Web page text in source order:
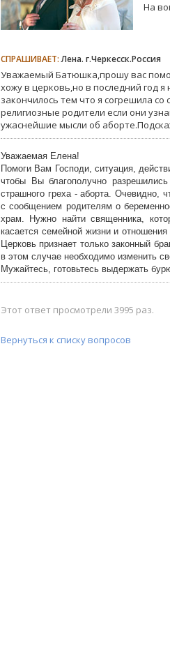
На
СПРАШИВАЕТ:Лена. г.Черкесск.Россия
Уважаемый Батюшка,прошу вас
хожу в церковь,но в последний год
закончилось тем что я согрешила
религиозные родители если они
ужаснейшие мысли об
Уважаемая Елена!
Помоги Вам Господи, ситуация,
чтобы Вы благополучно
страшного греха - аборта. Очевидно,
с сообщением родителям о
храм. Нужно найти священника,
касается семейной жизни и
Церковь признает только законный
в этом случае необходимо изменить
Мужайтесь, готовьтесь выдержать
Этот ответ просмотрели 3995 раз.
Вернуться к списку вопросов